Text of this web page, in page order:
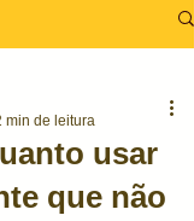
usar
que não
min de leitura